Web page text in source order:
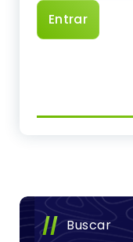
Buscar